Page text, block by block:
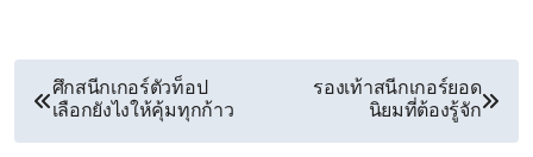
文
章
ศึกสนีกเกอร์ตัวท็อป
เลือกยังไงให้คุ้มทุกก้าว
รองเท้าสนีกเกอร์ยอด
นิยมที่ต้องรู้จัก